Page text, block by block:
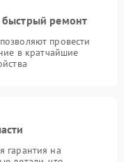
быстрый ремонт
провести
в кратчайшие
гарантия на